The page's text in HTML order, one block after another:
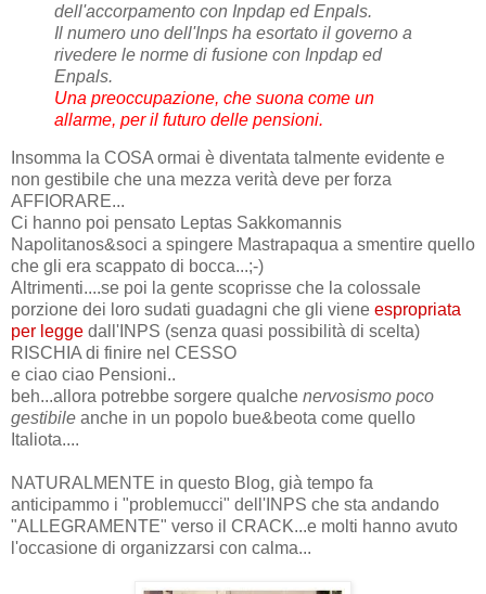
dell'accorpamento con Inpdap ed Enpals.
Il numero uno dell'Inps ha esortato il governo a
rivedere le norme di fusione con Inpdap ed
Enpals.
Una preoccupazione, che suona come un
allarme, per il futuro delle pensioni.
Insomma la COSA ormai è diventata talmente evidente e
non gestibile che una mezza verità deve per forza
AFFIORARE...
Ci hanno poi pensato Leptas Sakkomannis
Napolitanos&soci a spingere Mastrapaqua a smentire quello
che gli era scappato di bocca...;-)
Altrimenti....se poi la gente scoprisse che la colossale
porzione dei loro sudati guadagni che gli viene espropriata
per legge dall'INPS (senza quasi possibilità di scelta)
RISCHIA di finire nel CESSO
e ciao ciao Pensioni..
beh...allora potrebbe sorgere qualche nervosismo poco
gestibile anche in un popolo bue&beota come quello
Italiota....
NATURALMENTE in questo Blog, già tempo fa
anticipammo i "problemucci" dell'INPS che sta andando
"ALLEGRAMENTE" verso il CRACK...e molti hanno avuto
l'occasione di organizzarsi con calma...